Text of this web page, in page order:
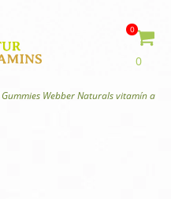
0
0
Webber Naturals vitamín a